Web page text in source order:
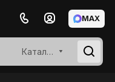
Каталог
MAX